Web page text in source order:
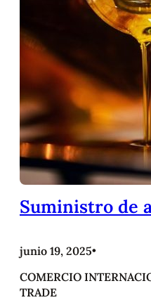
Suministro de
junio 19, 2025•
COMERCIO
TRADE